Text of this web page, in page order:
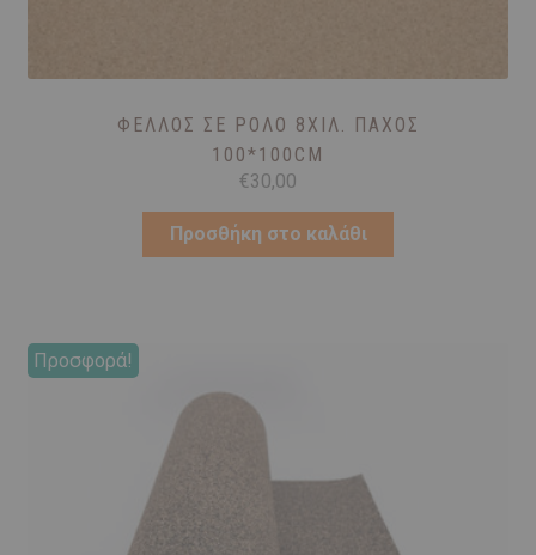
ΦΕΛΛΌΣ ΣΕ ΡΟΛΌ 8ΧΙΛ. ΠΆΧΟΣ
100*100CM
€30,00
Προσθήκη στο καλάθι
Προσφορά!